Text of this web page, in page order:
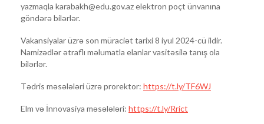
yazmaqla karabakh@edu.gov.azelektron poçt ünvanına
göndərə bilərlər.
Vakansiyalar üzrə son müraciət tarixi 8 iyul 2024-cü ildir.
Namizədlər ətraflı məlumatla elanlar vasitəsilə tanış ola
bilərlər.
Tədris məsələləri üzrə prorektor: https://t.ly/TF6WJ
Elm və İnnovasiya məsələləri: https://t.ly/Rrict